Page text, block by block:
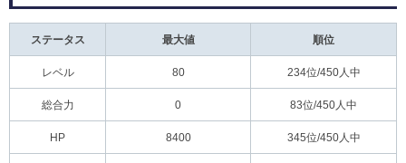
ステータス 最大値 順位
レベル 80 234位/450人中
総合力 0 83位/450人中
HP 8400 345位/450人中